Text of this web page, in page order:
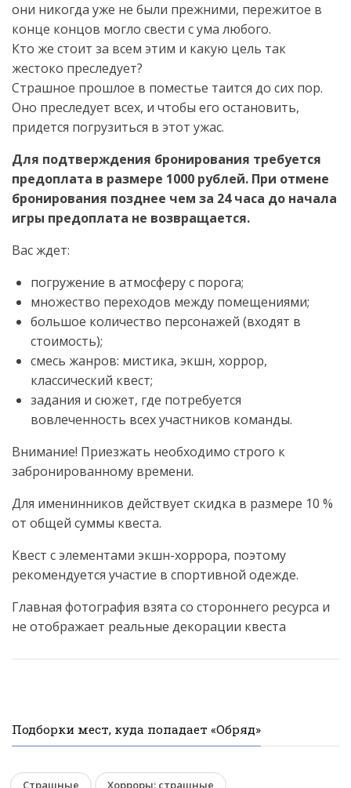
они никогда уже не были прежними, пережитое в
конце концов могло свести с ума любого.
Кто же стоит за всем этим и какую цель так
жестоко преследует?
Страшное прошлое в поместье таится до сих пор.
Оно преследует всех, и чтобы его остановить,
придется погрузиться в этот ужас.
Для подтверждения бронирования требуется
предоплата в размере 1000 рублей. При отмене
бронирования позднее чем за 24 часа до начала
игры предоплата не возвращается.
Вас ждет:
погружение в атмосферу с порога;
множество переходов между помещениями;
большое количество персонажей (входят в
стоимость);
смесь жанров: мистика, экшн, хоррор,
классический квест;
задания и сюжет, где потребуется
вовлеченность всех участников команды.
Внимание! Приезжать необходимо строго к
забронированному времени.
Для именинников действует скидка в размере 10 %
от общей суммы квеста.
Квест с элементами экшн-хоррора, поэтому
рекомендуется участие в спортивной одежде.
Главная фотография взята со стороннего ресурса и
не отображает реальные декорации квеста
Подборки мест, куда попадает «Обряд»